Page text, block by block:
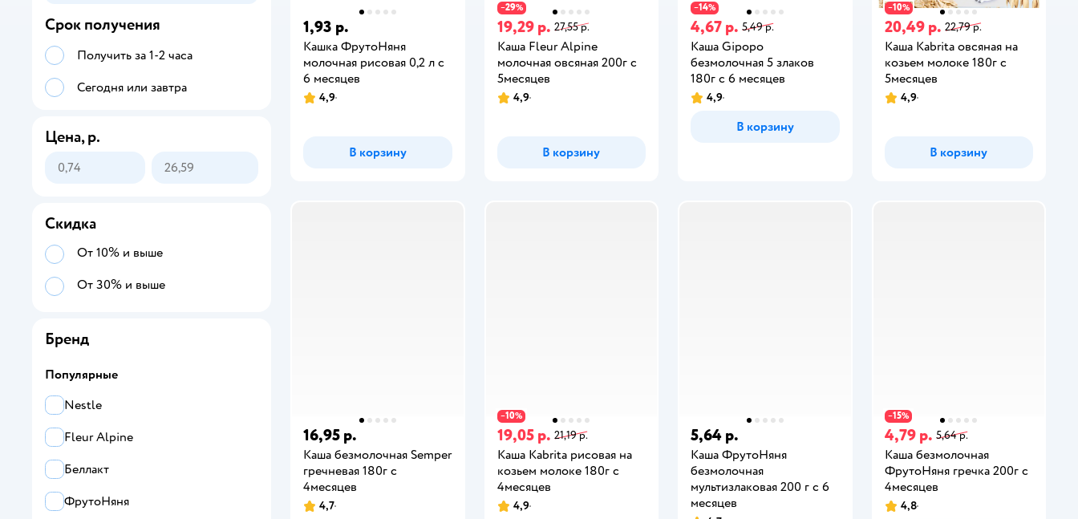
1,93 р.
Кашка ФрутоНяня
молочная рисовая 0,2 л с
6 месяцев
4,9
В корзину
−29%
19,29 р. 27,55 р.
Каша Fleur Alpine
молочная овсяная 200г с
5месяцев
4,9
В корзину
−14%
4,67 р. 5,49 р.
Каша Gipopo
безмолочная 5 злаков
180г с 6 месяцев
4,9
В корзину
−10%
20,49 р. 22,79 р.
Каша Kabrita овсяная на
козьем молоке 180г с
5месяцев
4,9
В корзину
16,95 р.
Каша безмолочная Semper
гречневая 180г с
4месяцев
4,7
−10%
19,05 р. 21,19 р.
Каша Kabrita рисовая на
козьем молоке 180г с
4месяцев
4,9
5,64 р.
Каша ФрутоНяня
безмолочная
мультизлаковая 200 г с 6
месяцев
−15%
4,79 р. 5,64 р.
Каша безмолочная
ФрутоНяня гречка 200г с
4месяцев
4,8
Срок получения
Получить за 1-2 часа
Сегодня или завтра
Цена, р.
Скидка
От 10% и выше
От 30% и выше
Бренд
Популярные
Nestle
Fleur Alpine
Беллакт
ФрутоНяня